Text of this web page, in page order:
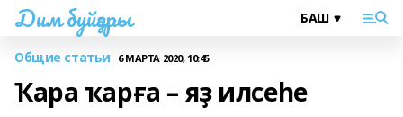
Дим буйҙары
Общие статьи 6 МАРТА 2020, 10:45
Ҡара ҡарға – яҙ илсеһе